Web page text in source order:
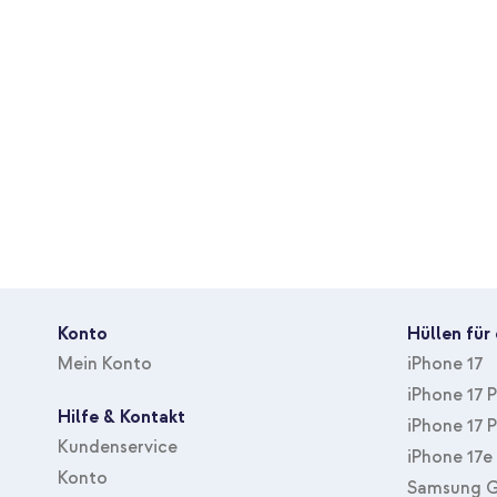
Konto
Mein Konto
Hilfe & Kontakt
Kundenservice
Konto
Hüllen für
iPhone 17
iPhone 17
iPhone 17
iPhone 17e
Samsung